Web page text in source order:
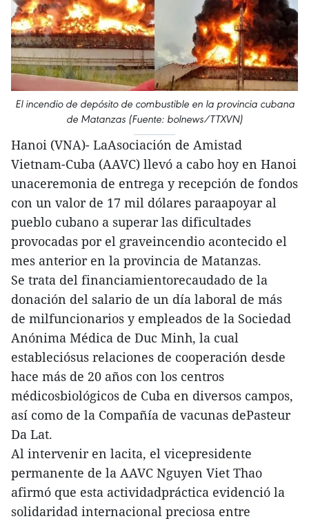
El incendio de depósito de combustible en la provincia cubana
de Matanzas (Fuente: bolnews/TTXVN)
Hanoi (VNA)- LaAsociación de Amistad
Vietnam-Cuba (AAVC) llevó a cabo hoy en Hanoi
unaceremonia de entrega y recepción de fondos
con un valor de 17 mil dólares paraapoyar al
pueblo cubano a superar las dificultades
provocadas por el graveincendio acontecido el
mes anterior en la provincia de Matanzas.
Se trata del financiamientorecaudado de la
donación del salario de un día laboral de más
de milfuncionarios y empleados de la Sociedad
Anónima Médica de Duc Minh, la cual
estableciósus relaciones de cooperación desde
hace más de 20 años con los centros
médicosbiológicos de Cuba en diversos campos,
así como de la Compañía de vacunas dePasteur
Da Lat.
Al intervenir en lacita, el vicepresidente
permanente de la AAVC Nguyen Viet Thao
afirmó que esta actividadpráctica evidenció la
solidaridad internacional preciosa entre